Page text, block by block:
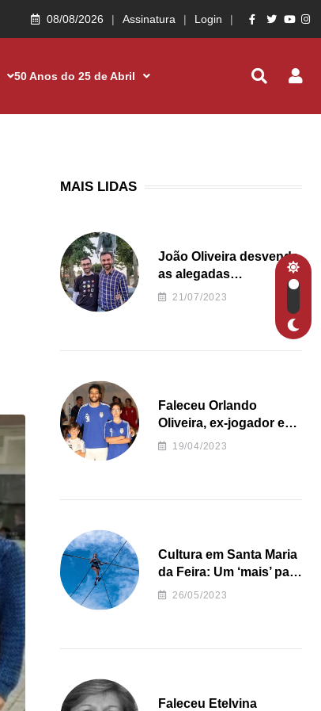
08/08/2026 Assinatura Login
50 Anos do 25 de Abril
MAIS LIDAS
João Oliveira desvenda
as alegadas
irregularidades da
Junta de Freguesia S.
21/07/2023
Faleceu Orlando
Oliveira, ex-jogador e
treinador da formação
19/04/2023
Cultura em Santa Maria
da Feira: Um ‘mais’ para
o Concelho
26/05/2023
Faleceu Etelvina